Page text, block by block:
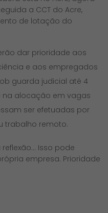
a CCT do Acre,
de lotação do
dar prioridade aos
e aos empregados
guarda judicial até 4
alocação em vagas
ser efetuadas por
trabalho remoto.
Isso pode
empresa. Prioridade